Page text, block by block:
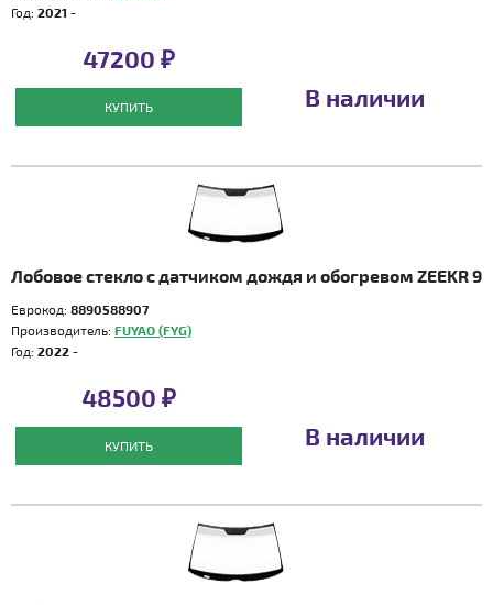
Год: 2021 -
47200 ₽
КУПИТЬ В наличии
Лобовое стекло с датчиком дождя и обогревом ZEEKR 9
Еврокод: 8890588907
Производитель: FUYAO (FYG)
Год: 2022 -
48500 ₽
КУПИТЬ В наличии